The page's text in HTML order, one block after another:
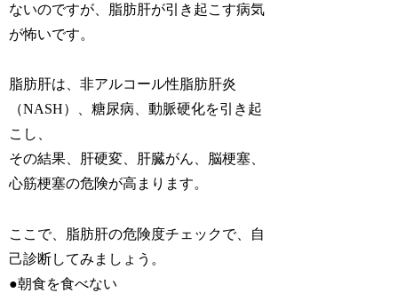
ないのですが、脂肪肝が引き起こす病気
が怖いです。
脂肪肝は、非アルコール性脂肪肝炎
（NASH）、糖尿病、動脈硬化を引き起
こし、
その結果、肝硬変、肝臓がん、脳梗塞、
心筋梗塞の危険が高まります。
ここで、脂肪肝の危険度チェックで、自
己診断してみましょう。
●朝食を食べない